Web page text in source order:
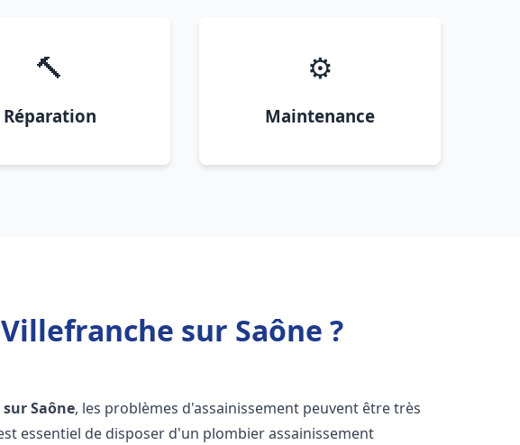
🔨
Réparation
⚙️
Maintenance
sur Saône ?
Saône, les problèmes d'assainissement peuvent être très
essentiel de disposer d'un plombier assainissement